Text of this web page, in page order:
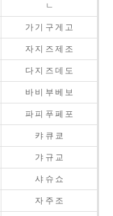
ㄴ
가 기 구 게 고
자 지 즈 제 조
다 지 즈 데 도
바 비 부 베 보
파 피 푸 페 포
캬 큐 쿄
갸 규 교
샤 슈 쇼
자 주 조